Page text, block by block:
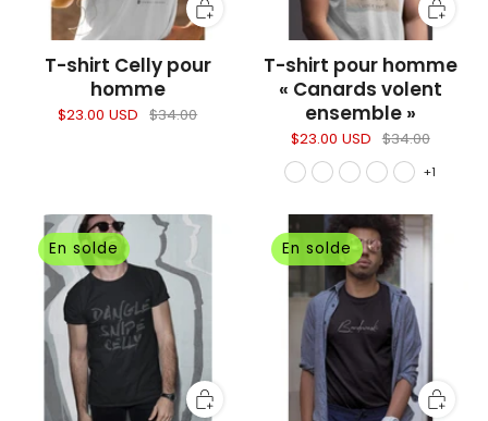
T-shirt Celly pour
homme
$23.00 USD $34.00
T-shirt pour homme
« Canards volent
ensemble »
$23.00 USD $34.00
+1
En solde En solde